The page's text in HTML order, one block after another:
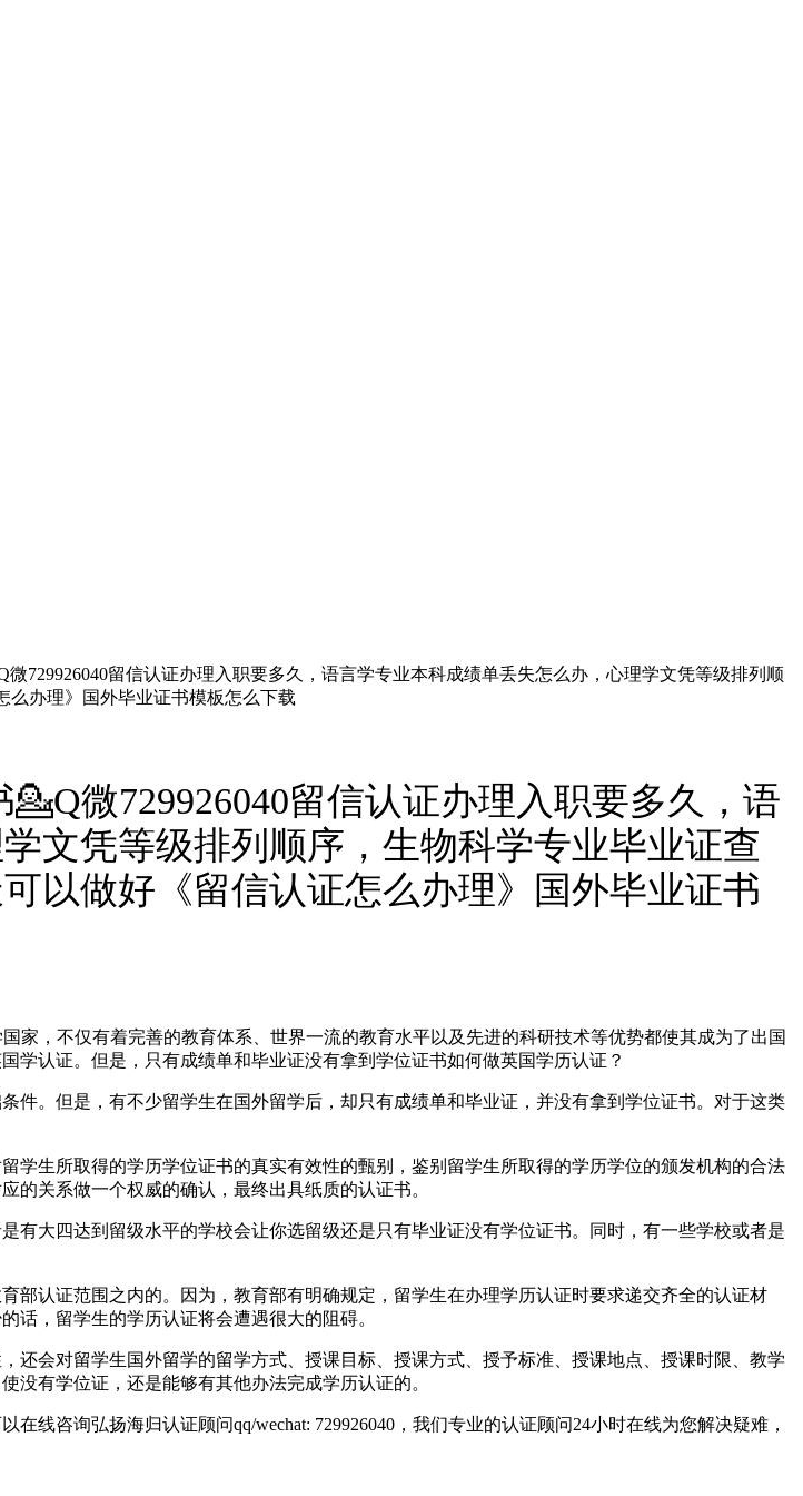
729926040留信认证办理入职要多久，语言学专业本科成绩单丢失怎么办，心理学文凭等级排列顺
么办理》国外毕业证书模板怎么下载
微729926040留信认证办理入职要多久，语
文凭等级排列顺序，生物科学专业毕业证查
以做好《留信认证怎么办理》国外毕业证书
家，不仅有着完善的教育体系、世界一流的教育水平以及先进的科研技术等优势都使其成为了出国
学认证。但是，只有成绩单和毕业证没有拿到学位证书如何做英国学历认证？
件。但是，有不少留学生在国外留学后，却只有成绩单和毕业证，并没有拿到学位证书。对于这类
学生所取得的学历学位证书的真实有效性的甄别，鉴别留学生所取得的学历学位的颁发机构的合法
的关系做一个权威的确认，最终出具纸质的认证书。
有大四达到留级水平的学校会让你选留级还是只有毕业证没有学位证书。同时，有一些学校或者是
部认证范围之内的。因为，教育部有明确规定，留学生在办理学历认证时要求递交齐全的认证材
话，留学生的学历认证将会遭遇很大的阻碍。
还会对留学生国外留学的留学方式、授课目标、授课方式、授予标准、授课地点、授课时限、教学
没有学位证，还是能够有其他办法完成学历认证的。
线咨询弘扬海归认证顾问qq/wechat: 729926040，我们专业的认证顾问24小时在线为您解决疑难，